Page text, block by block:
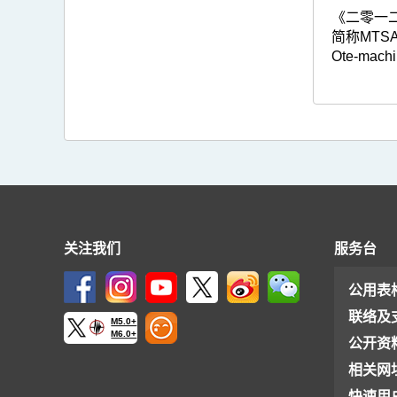
《二零
简称
Ote-
关注我们
M5.0+
M6.0+
服务台
公用表
联络及
公开资
相关网